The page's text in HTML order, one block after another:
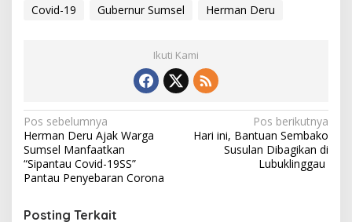
Covid-19 Gubernur Sumsel Herman Deru
Ikuti Kami
N
a
v
i
g
Pos sebelumnya
Herman Deru Ajak Warga
Sumsel Manfaatkan
“Sipantau Covid-19SS”
Pantau Penyebaran Corona
Pos berikutnya
Hari ini, Bantuan Sembako
Susulan Dibagikan di
Lubuklinggau
Posting Terkait